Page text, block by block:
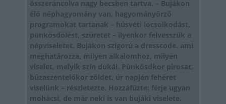
összeráncolva nagy becsben tartva. – Bujákon
élő néphagyomány van, hagyományőrző
programokat tartanak – húsvéti locsolkodást,
pünkösdölést, szüretet – ilyenkor felvesszük a
népviseletet. Bujákon szigorú a dresscode, ami
meghatározza, milyen alkalomhoz, milyen
viselet, melyik szín dukál. Pünkösdkor pirosat,
búzaszentelőkor zöldet, úr napján fehéret
viselünk – részletezte. Hozzáfűzte: férje ugyan
mohácsi, de már neki is van bujáki viselete.